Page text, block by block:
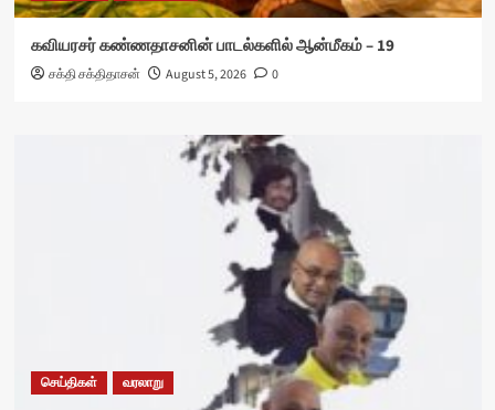
கவியரசர் கண்ணதாசனின் பாடல்களில் ஆன்மீகம் – 19
சக்தி சக்திதாசன் August 5, 2026 0
செய்திகள் வரலாறு